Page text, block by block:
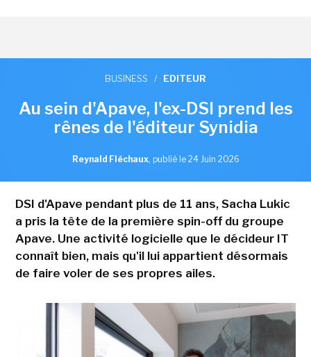
BUSINESS / EDITEUR
Au sein d'Apave, l'ex-DSI prend les
rênes de l'éditeur Synidia
Reynald Fléchaux, publié le 24 Juin 2026
DSI d'Apave pendant plus de 11 ans, Sacha Lukic
a pris la tête de la première spin-off du groupe
Apave. Une activité logicielle que le décideur IT
connaît bien, mais qu'il lui appartient désormais
de faire voler de ses propres ailes.